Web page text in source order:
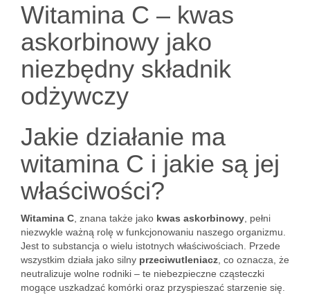
Witamina C – kwas
askorbinowy jako
niezbędny składnik
odżywczy
Jakie działanie ma
witamina C i jakie są jej
właściwości?
Witamina C , znana także jako kwas askorbinowy , pełni
niezwykle ważną rolę w funkcjonowaniu naszego organizmu.
Jest to substancja o wielu istotnych właściwościach. Przede
wszystkim działa jako silny przeciwutleniacz , co oznacza, że
neutralizuje wolne rodniki – te niebezpieczne cząsteczki
mogące uszkadzać komórki oraz przyspieszać starzenie się.